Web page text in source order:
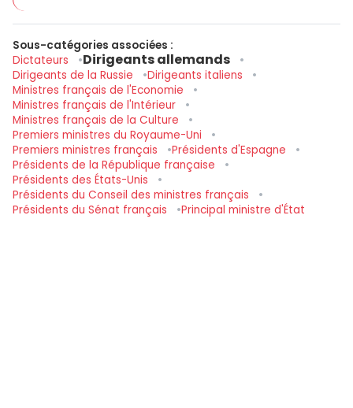
Sous-catégories associées :
Dictateurs
Dirigeants allemands
Dirigeants de la Russie
Dirigeants italiens
Ministres français de l'Economie
Ministres français de l'Intérieur
Ministres français de la Culture
Premiers ministres du Royaume-Uni
Premiers ministres français
Présidents d'Espagne
Présidents de la République française
Présidents des États-Unis
Présidents du Conseil des ministres français
Présidents du Sénat français
Principal ministre d'État